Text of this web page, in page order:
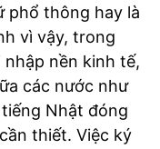
phổ thông hay là
vì vậy, trong
nền kinh tế,
các nước như
Nhật đóng
thiết. Việc ký